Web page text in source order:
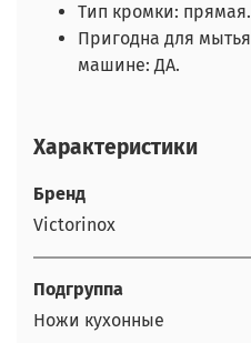
Тип кромки: прямая.
Пригодна для
машине: ДА.
Характеристики
Бренд
Victorinox
Подгруппа
Ножи кухонные